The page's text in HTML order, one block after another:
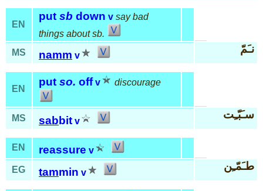
EN
put sb down v say bad
things about sb.
MS
namm v
نـَمّ
EN
put so. off v discourage
MS sabbit v
سـَبّـِت
EN reassure v
EG
tammin v
طـَمّـِن